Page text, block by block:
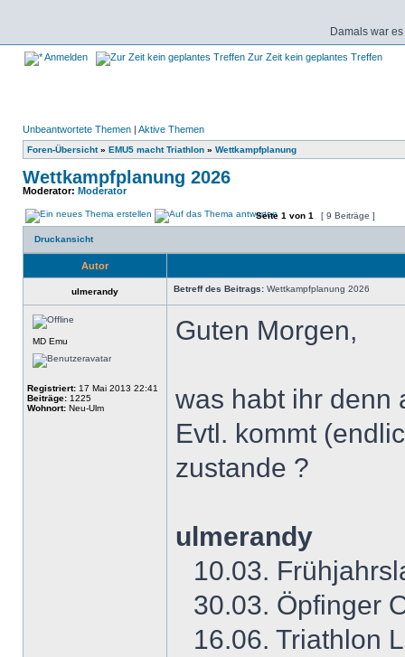
Damals war
Anmelden Zur Zeit kein geplantes Treffen
Unbeantwortete Themen | Aktive Themen
Foren-Übersicht» EMU5 macht Triathlon » Wettkampfplanung
Wettkampfplanung 2026
Moderator: Moderator
Seite 1 von 1 [ 9 Beiträge ]
Druckansicht
Autor
ulmerandy Betreff des Beitrags: Wettkampfplanung 2026
MD Emu
Registriert: 17 Mai 2013 22:41
Beiträge: 1225
Wohnort: Neu-Ulm
Guten Morgen,
was habt ihr denn
Evtl. kommt
zustande ?
ulmerandy
10.03.
30.03. Öpfinger
16.06. Triathlon